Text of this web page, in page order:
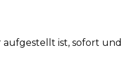
aufgestellt ist, sofort und